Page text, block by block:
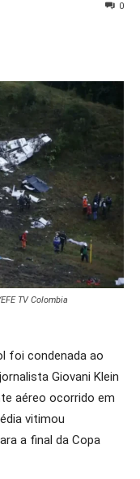
0
TV Colombia
foi condenada ao
Giovani Klein
aéreo ocorrido em
vitimou
a final da Copa